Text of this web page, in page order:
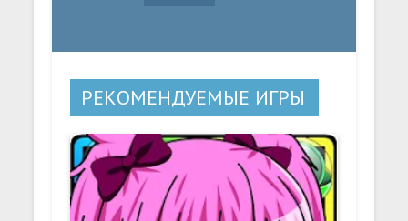
РЕКОМЕНДУЕМЫЕ ИГРЫ